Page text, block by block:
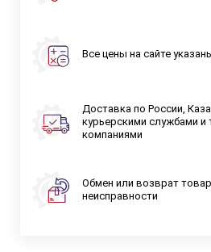
Все цены на сайте
Доставка по России,
курьерскими службами и
компаниями
Обмен или возврат
неисправности